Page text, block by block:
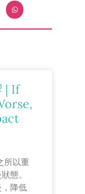
| If
所以重
態。
降低